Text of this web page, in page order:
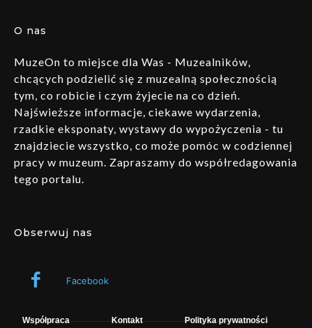
O nas
MuzeOn to miejsce dla Was - Muzealników,
chcących podzielić się z muzealną społecznością
tym, co robicie i czym żyjecie na co dzień.
Najświeższe informacje, ciekawe wydarzenia,
rzadkie eksponaty, wystawy do wypożyczenia - tu
znajdziecie wszystko, co może pomóc w codziennej
pracy w muzeum. Zapraszamy do współredagowania
tego portalu.
Obserwuj nas
Facebook
Współpraca Kontakt Polityka prywatności